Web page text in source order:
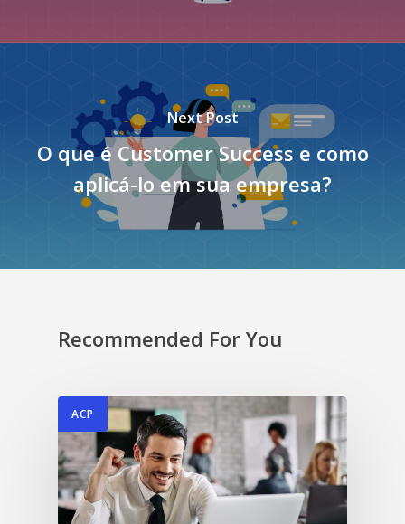
Next Post
O que é Customer Success e como
aplicá-lo em sua empresa?
Recommended For You
ACP